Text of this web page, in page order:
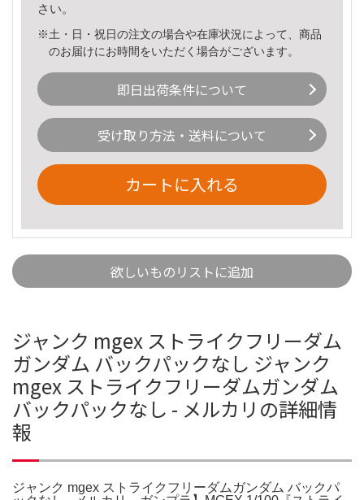
さい。
※土・日・祝日の注文の場合や在庫状況によって、商品
のお届けにお時間をいただく場合がございます。
即日出荷条件について
受け取り方法・送料について
カートに入れる
欲しいものリストに追加
ジャンク mgex ストライクフリーダム
ガンダム バックパックなし ジャンク
mgex ストライクフリーダムガンダム
バックパックなし - メルカリの詳細情
報
ジャンク mgex ストライクフリーダムガンダム バックパ